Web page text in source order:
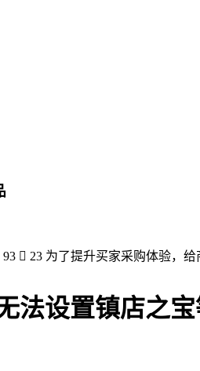
 23 为了提升买家采购体验，
设置镇店之宝